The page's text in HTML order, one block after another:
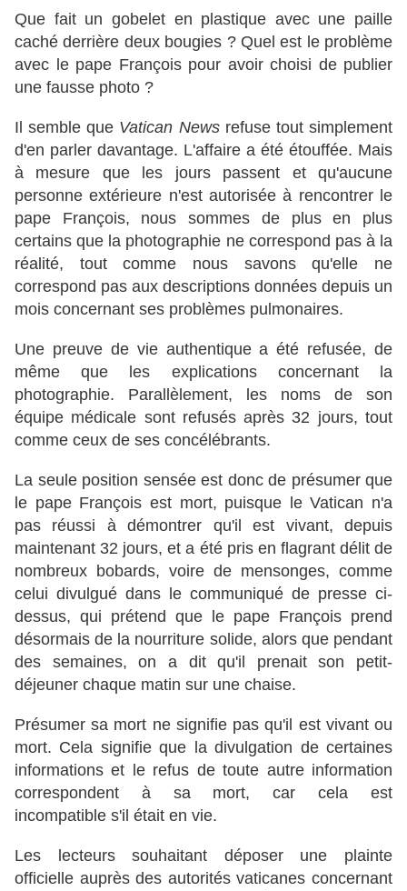
Que fait un gobelet en plastique avec une paille
caché derrière deux bougies ? Quel est le problème
avec le pape François pour avoir choisi de publier
une fausse photo ?
Il semble que Vatican Newsrefuse tout simplement
d'en parler davantage. L'affaire a été étouffée. Mais
à mesure que les jours passent et qu'aucune
personne extérieure n'est autorisée à rencontrer le
pape François, nous sommes de plus en plus
certains que la photographie ne correspond pas à la
réalité, tout comme nous savons qu'elle ne
correspond pas aux descriptions données depuis un
mois concernant ses problèmes pulmonaires.
Une preuve de vie authentique a été refusée, de
même que les explications concernant la
photographie. Parallèlement, les noms de son
équipe médicale sont refusés après 32 jours, tout
comme ceux de ses concélébrants.
La seule position sensée est donc de présumer que
le pape François est mort, puisque le Vatican n'a
pas réussi à démontrer qu'il est vivant, depuis
maintenant 32 jours, et a été pris en flagrant délit de
nombreux bobards, voire de mensonges, comme
celui divulgué dans le communiqué de presse ci-
dessus, qui prétend que le pape François prend
désormais de la nourriture solide, alors que pendant
des semaines,on a dit qu'il prenait son petit-
déjeuner chaque matin sur une chaise.
Présumer sa mort ne signifie pas qu'il est vivant ou
mort. Cela signifie que la divulgation de certaines
informations et le refus de toute autre information
correspondent à sa mort, car cela est
incompatible s'il était en vie.
Les lecteurs souhaitant déposer une plainte
officielle auprès des autorités vaticanes concernant